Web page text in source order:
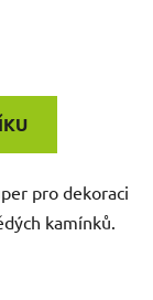
pro dekoraci
kamínků.